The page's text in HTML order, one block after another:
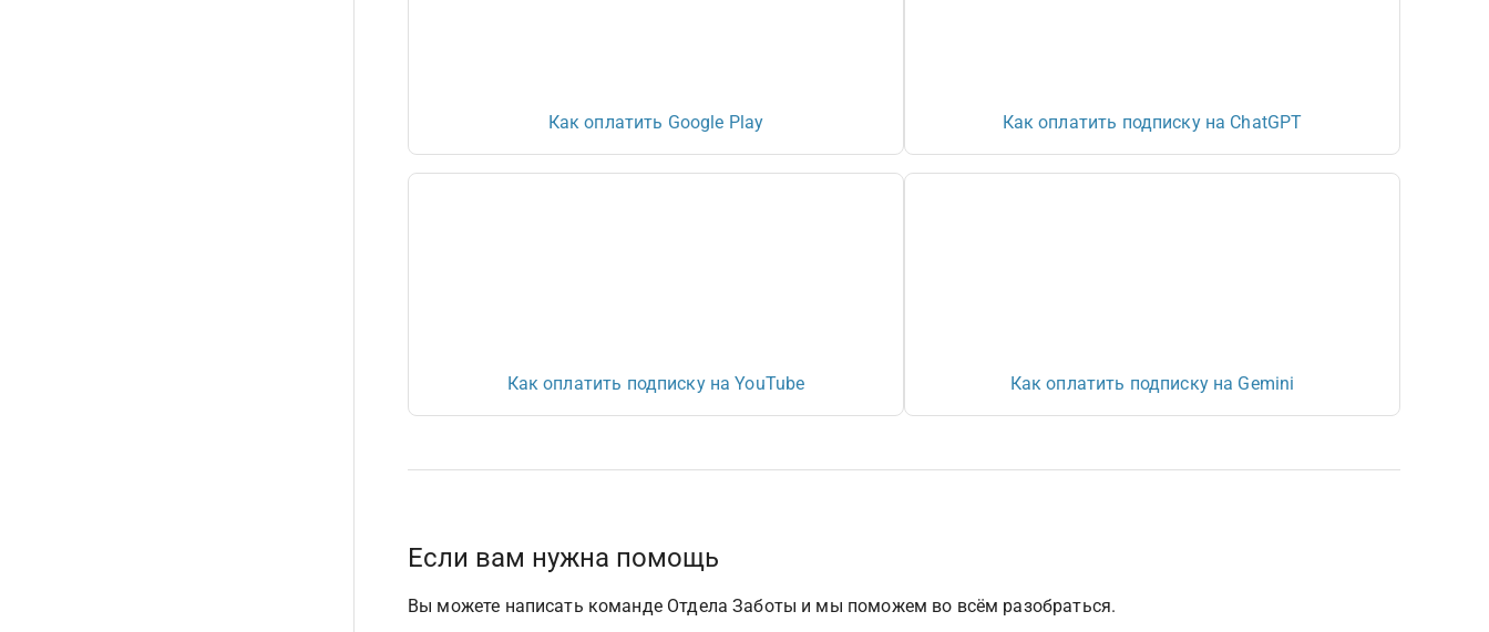
Как оплатить Google Play Как оплатить подписку на ChatGPT
Как оплатить подписку на YouTube Как оплатить подписку на Gemini
Если вам нужна помощь
Вы можете написать команде Отдела Заботы и мы поможем во всём разобраться.